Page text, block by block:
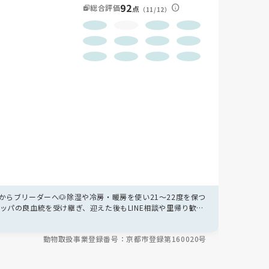
総合評価92点 （11/12）
ブリーダーへ🐶除湿や冷房・暖房を使い21〜22度を保つ
の良血統を受け継ぎ、迎えた後もLINE相談や里帰り歓迎
動物取扱事業登録番号：京都市登録第160020号